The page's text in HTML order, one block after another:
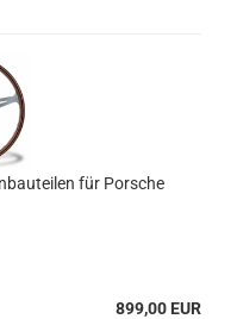
für Porsche
899,00 EUR